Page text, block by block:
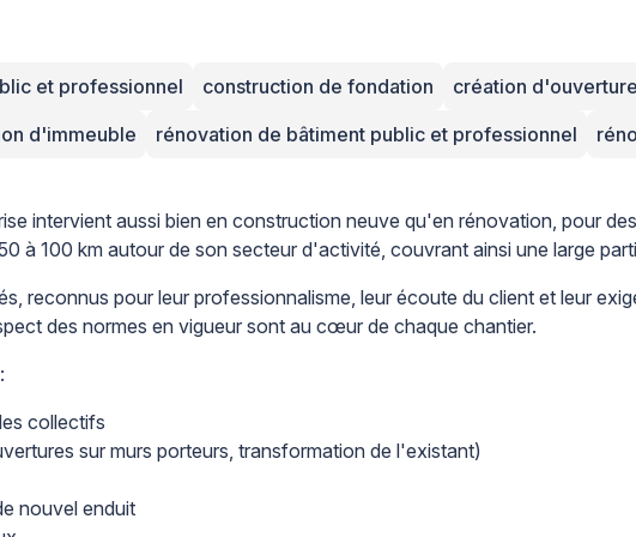
et professionnel construction de fondation
création
d'immeuble rénovation de bâtiment public et professionnel
intervient aussi bien en construction neuve qu'en rénovation, pour
à 100 km autour de son secteur d'activité, couvrant ainsi une large
reconnus pour leur professionnalisme, leur écoute du client et leur
des normes en vigueur sont au cœur de chaque chantier.
collectifs
sur murs porteurs, transformation de l'existant)
nouvel enduit